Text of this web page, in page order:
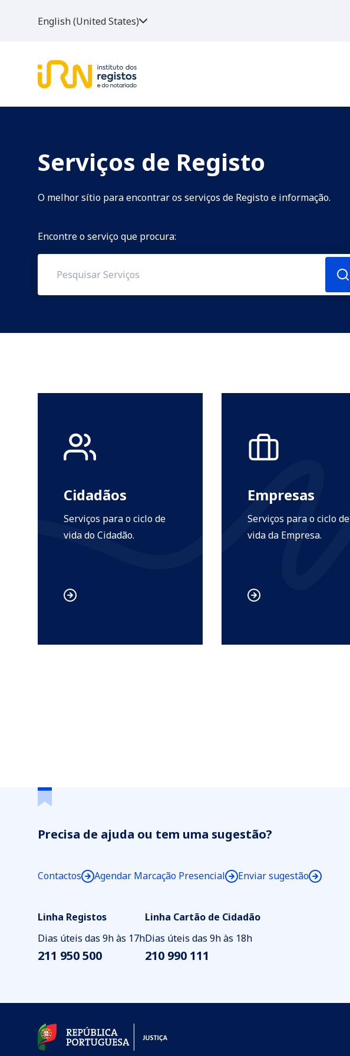
English (United States)
Serviços de Registo
O melhor sítio para encontrar os serviços de Registo e informação.
Encontre o serviço que procura:
Cidadãos
Serviços para o ciclo de
vida do Cidadão.
Empresas
Serviços para o ciclo de
vida da Empresa.
Precisa de ajuda ou tem uma sugestão?
Contactos Agendar Marcação Presencial Enviar sugestão
Linha Registos
Dias úteis das 9h às 17h
211 950 500
Linha Cartão de Cidadão
Dias úteis das 9h às 18h
210 990 111